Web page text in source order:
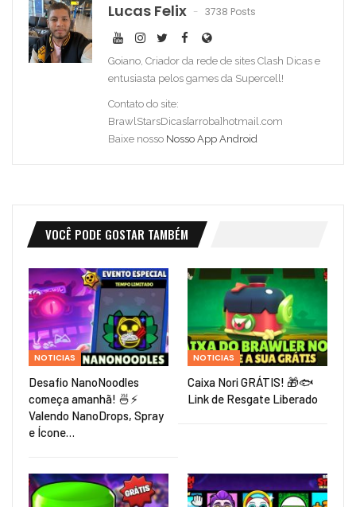
Lucas Felix 3738 Posts
Goiano, Criador da rede de sites Clash Dicas e
entusiasta pelos games da Supercell!
Contato do site:
BrawlStarsDicas[arroba]hotmail.com
Baixe nosso Nosso App Android
VOCÊ PODE GOSTAR TAMBÉM
NOTICIAS
Desafio NanoNoodles
começa amanhã! 🍜⚡
Valendo NanoDrops, Spray
e Ícone…
NOTICIAS
Caixa Nori GRÁTIS! 🎁🐟
Link de Resgate Liberado